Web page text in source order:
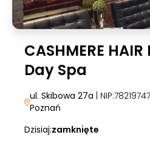
CASHMERE
Day Spa
ul. Skibowa 27a |
Poznań
Dzisiaj:zamknięte